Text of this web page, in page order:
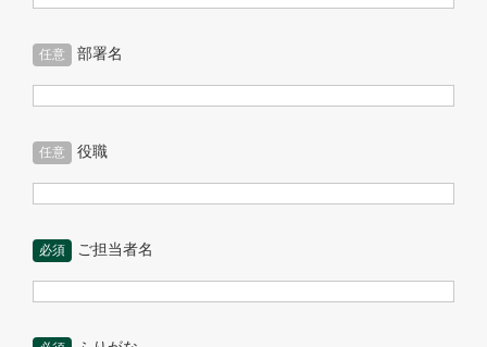
任意 部署名
任意 役職
必須 ご担当者名